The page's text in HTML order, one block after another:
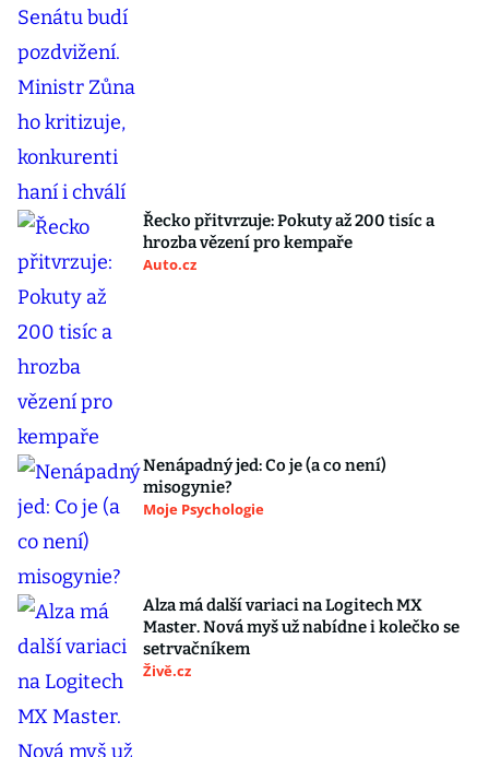
Řecko přitvrzuje: Pokuty až 200 tisíc a
hrozba vězení pro kempaře
Auto.cz
Nenápadný jed: Co je (a co není)
misogynie?
Moje Psychologie
Alza má další variaci na Logitech MX
Master. Nová myš už nabídne i kolečko se
setrvačníkem
Živě.cz